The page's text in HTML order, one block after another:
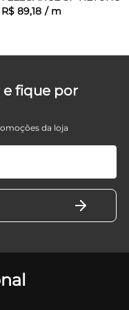
R$ 89,18 / m
e fique por
da loja